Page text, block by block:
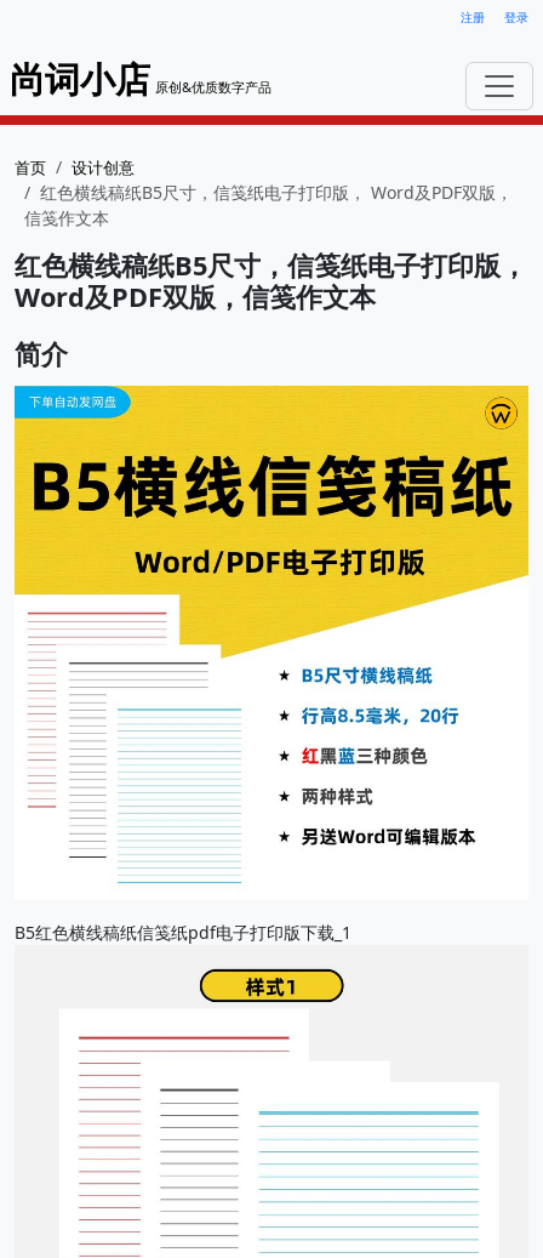
注册 登录
尚词小店 原创&优质数字产品
首页 设计创意
红色横线稿纸B5尺寸，信笺纸电子打印版， Word及PDF双版，
信笺作文本
红色横线稿纸B5尺寸，信笺纸电子打印版，
Word及PDF双版，信笺作文本
简介
B5红色横线稿纸信笺纸pdf电子打印版下载_1